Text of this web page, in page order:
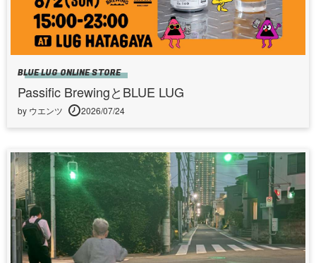
BLUE LUG ONLINE STORE
Passific BrewingとBLUE LUG
by ウエンツ 2026/07/24